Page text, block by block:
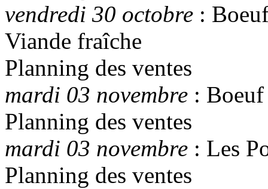
vendredi 30 octobre :
Viande fraîche
Planning des ventes
mardi 03 novembre : Boeuf
Planning des ventes
mardi 03 novembre : Les
Planning des ventes